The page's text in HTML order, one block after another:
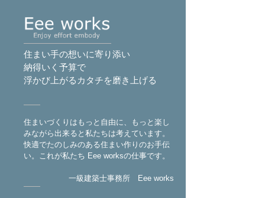
住まい手の想いに寄り添い
納得いく予算で
浮かび上がるカタチを磨き上げる
住まいづくりはもっと自由に、もっと楽し
みながら出来ると私たちは考えています。
快適でたのしみのある住まい作りのお手伝
い。これが私たち Eee worksの仕事です。
一級建築士事務所 Eee works